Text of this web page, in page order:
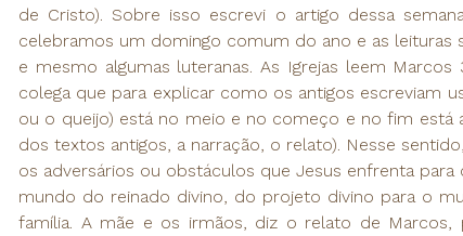
de Cristo). Sobre isso escrevi o artigo dessa
celebramos um domingo comum do ano e as leituras
e mesmo algumas luteranas. As Igrejas leem
colega que para explicar como os antigos escreviam
ou o queijo) está no meio e no começo e no fim está
dos textos antigos, a narração, o relato). Nesse
os adversários ou obstáculos que Jesus enfrenta
mundo do reinado divino, do projeto divino para o
família. A mãe e os irmãos, diz o relato de Marcos,